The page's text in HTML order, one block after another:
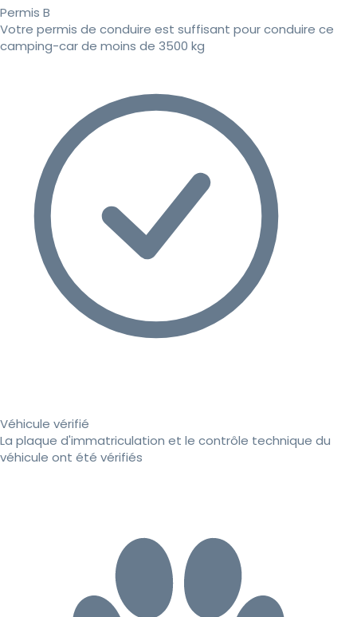
Permis B
Votre permis de conduire est suffisant pour conduire ce
camping-car de moins de 3500 kg
Véhicule vérifié
La plaque d'immatriculation et le contrôle technique du
véhicule ont été vérifiés